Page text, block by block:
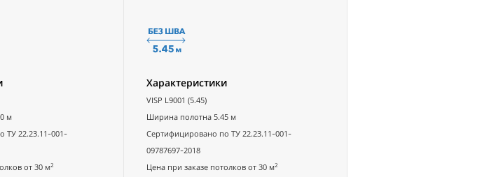
м
ТУ 22.23.11-001-
от 30 м2
Характеристики
VISP L9001 (5.45)
Ширина полотна 5.45 м
Сертифицировано по ТУ 22.23.11-001-
09787697-2018
Цена при заказе потолков от 30 м2